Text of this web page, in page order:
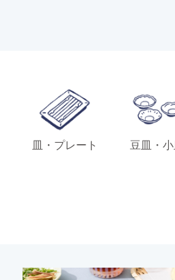
皿・プレート 豆皿・小